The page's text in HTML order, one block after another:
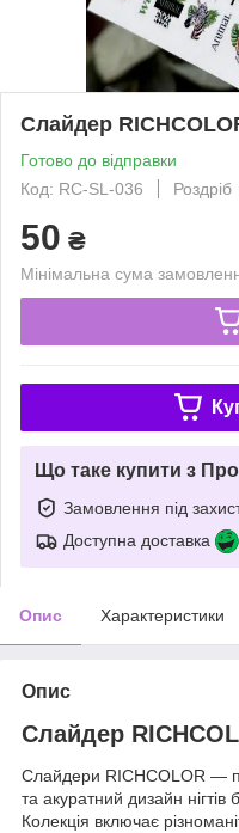
Слайдер
Готово до відправки
Код: RC-SL-036
Роздріб
50 ₴
Мінімальна сума
Що таке купити з
Замовлення під
Доступна доставка
Опис Характеристики
Опис
Слайдер
Слайдери RICHCOLOR —
та акуратний дизайн
Колекція включає